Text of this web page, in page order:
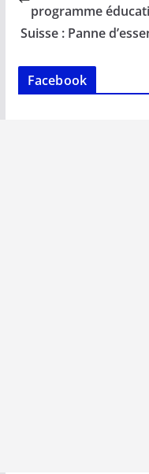
o
o
k
A
p
programme
Suisse : Panne
Facebook